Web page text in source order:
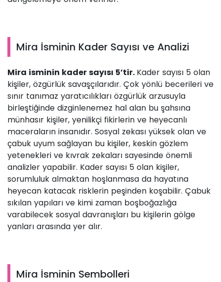
Mira İsminin Kader Sayısı ve Analizi
Mira isminin kader sayısı 5’tir. Kader sayısı 5 olan
kişiler, özgürlük savaşçılarıdır. Çok yönlü becerileri ve
sınır tanımaz yaratıcılıkları özgürlük arzusuyla
birleştiğinde dizginlenemez hal alan bu şahsına
münhasır kişiler, yenilikçi fikirlerin ve heyecanlı
maceraların insanıdır. Sosyal zekası yüksek olan ve
çabuk uyum sağlayan bu kişiler, keskin gözlem
yetenekleri ve kıvrak zekaları sayesinde önemli
analizler yapabilir. Kader sayısı 5 olan kişiler,
sorumluluk almaktan hoşlanmasa da hayatına
heyecan katacak risklerin peşinden koşabilir. Çabuk
sıkılan yapıları ve kimi zaman boşboğazlığa
varabilecek sosyal davranışları bu kişilerin gölge
yanları arasında yer alır.
Mira İsminin Sembolleri